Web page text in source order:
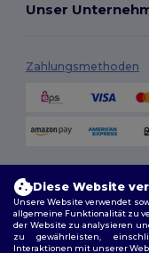
Unser
Zahlungsmethoden
Diese Website
Unsere Website verwendet
allgemeine Funktionalität zu
der Website zu analysieren
zu gewährleisten,
Interaktionen mit unserer